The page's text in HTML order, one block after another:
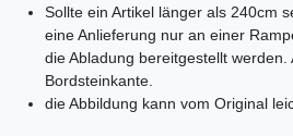
Sollte ein Artikel länger als 240cm
eine Anlieferung nur an einer
die Abladung bereitgestellt
Bordsteinkante.
die Abbildung kann vom Original